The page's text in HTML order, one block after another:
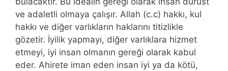
ve adaletli olmaya çalışır. Allah (c.c) hakkı, kul
hakkı ve diğer varlıkların haklarını titizlikle
gözetir. İyilik yapmayı, diğer varlıklara hizmet
etmeyi, iyi insan olmanın gereği olarak kabul
eder. Ahirete iman eden insan iyi ya da kötü,